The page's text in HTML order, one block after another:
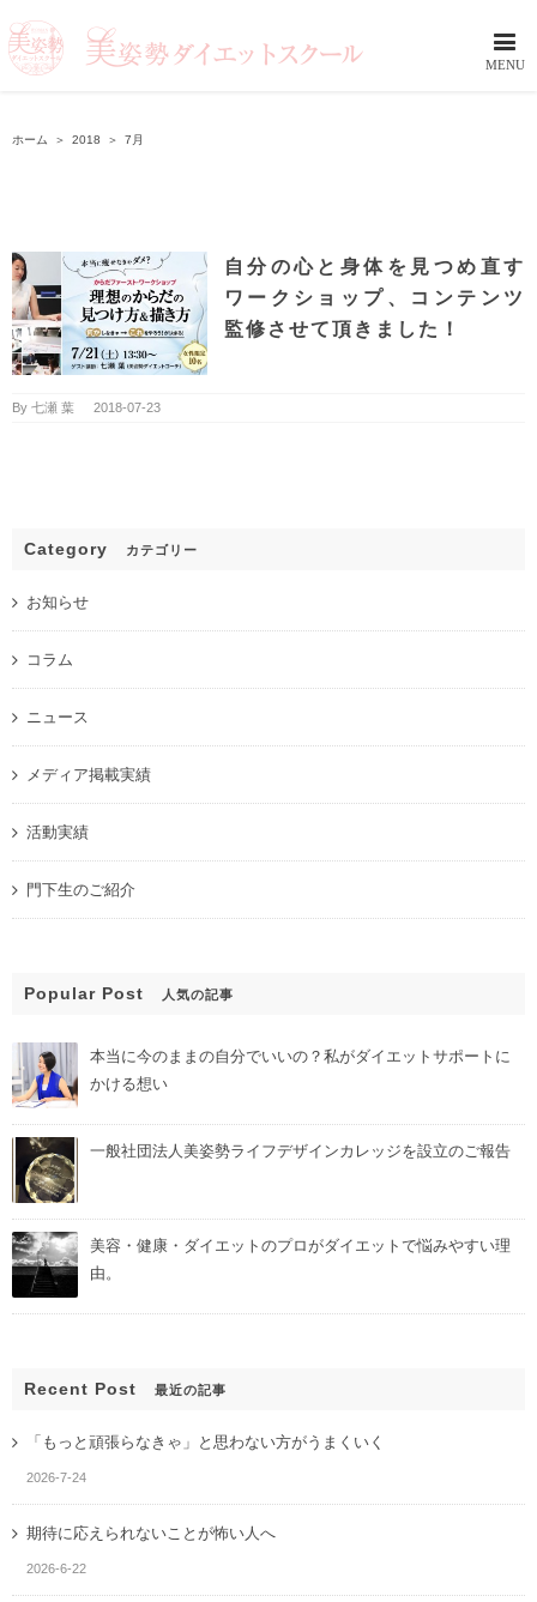
ホーム ＞ 2018 ＞ 7月
自分の心と身体を見つめ直す
ワークショップ、コンテンツ
監修させて頂きました！
By 七瀬 葉 2018-07-23
Category カテゴリー
お知らせ
コラム
ニュース
メディア掲載実績
活動実績
門下生のご紹介
Popular Post 人気の記事
本当に今のままの自分でいいの？私がダイエットサポートに
かける想い
一般社団法人美姿勢ライフデザインカレッジを設立のご報告
美容・健康・ダイエットのプロがダイエットで悩みやすい理
由。
Recent Post 最近の記事
「もっと頑張らなきゃ」と思わない方がうまくいく
2026-7-24
期待に応えられないことが怖い人へ
2026-6-22